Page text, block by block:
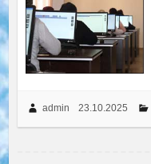
admin 23.10.2025